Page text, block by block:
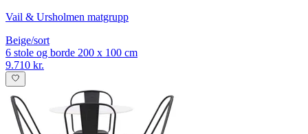
Vail & Ursholmen matgrupp
Beige/sort
6 stole og borde 200 x 100 cm
9.710 kr.